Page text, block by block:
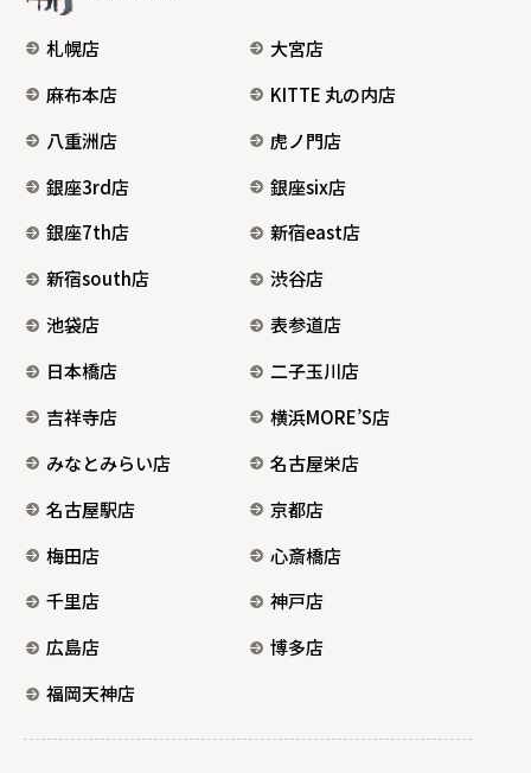
札幌店
大宮店
麻布本店
KITTE 丸の内店
八重洲店
虎ノ門店
銀座3rd店
銀座six店
銀座7th店
新宿east店
新宿south店
渋谷店
池袋店
表参道店
日本橋店
二子玉川店
吉祥寺店
横浜MORE’S店
みなとみらい店
名古屋栄店
名古屋駅店
京都店
梅田店
心斎橋店
千里店
神戸店
広島店
博多店
福岡天神店